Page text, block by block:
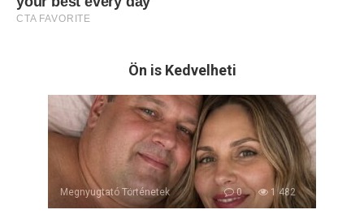
Ön is Kedvelheti
Megnyugtató Történetek 0 1 482